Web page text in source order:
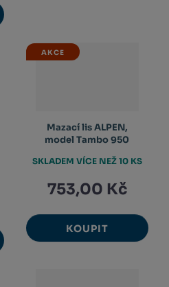
AKCE
Mazací lis ALPEN,
model Tambo 950
753,00 Kč
KOUPIT
SKLADEM VÍCE NEŽ 10 KS